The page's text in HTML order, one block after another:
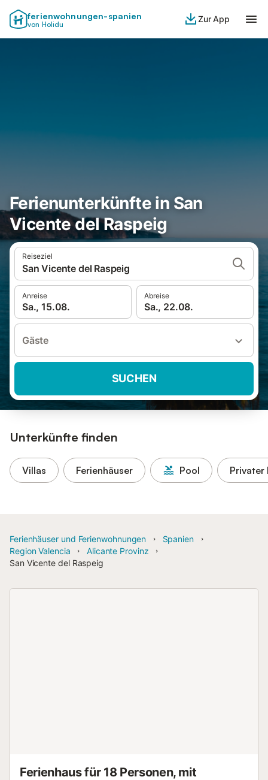
ferienwohnungen-spanien
von Holidu
Zur App
Ferienunterkünfte in San
Vicente del Raspeig
Reiseziel
San Vicente del Raspeig
Anreise
Sa., 15.08.
Abreise
Sa., 22.08.
Gäste
SUCHEN
Unterkünfte finden
Villas Ferienhäuser Pool Privater
Ferienhäuser und Ferienwohnungen
Spanien
Region Valencia
Alicante Provinz
San Vicente del Raspeig
Ferienhaus für 18 Personen, mit